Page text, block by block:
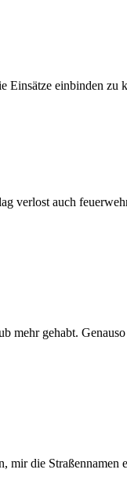
Einsätze einbinden zu
verlost auch
gehabt.
mir die Straßennamen